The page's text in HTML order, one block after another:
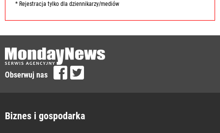
* Rejestracja tylko dla dziennikarzy/mediów
Obserwuj nas
Biznes i gospodarka